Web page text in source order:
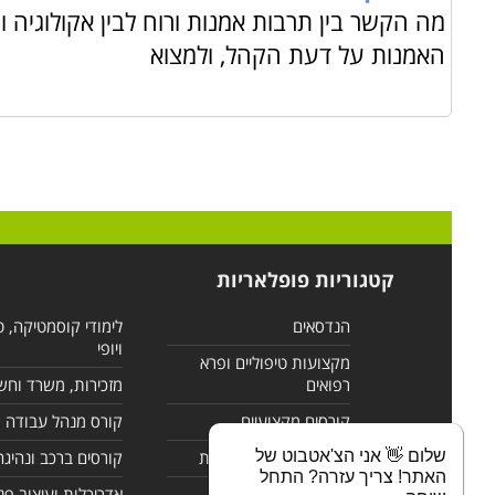
מה הקשר בין תרבות אמנות ורוח לבין
האמנות על דעת הקהל, ולמצוא
קטגוריות פופלאריות
הנדסאים
מקצועות טיפוליים ופרא
רפואים
קורסים מקצועיים
לימודי מחשבים ורשתות
לימודי קוסמטיקה,
ויופי
מזכירות, משרד
קורס מנהל עבודה
קורסים ברכב
שלום 👋 אני הצ'אטבוט של
האתר! צריך עזרה? התחל